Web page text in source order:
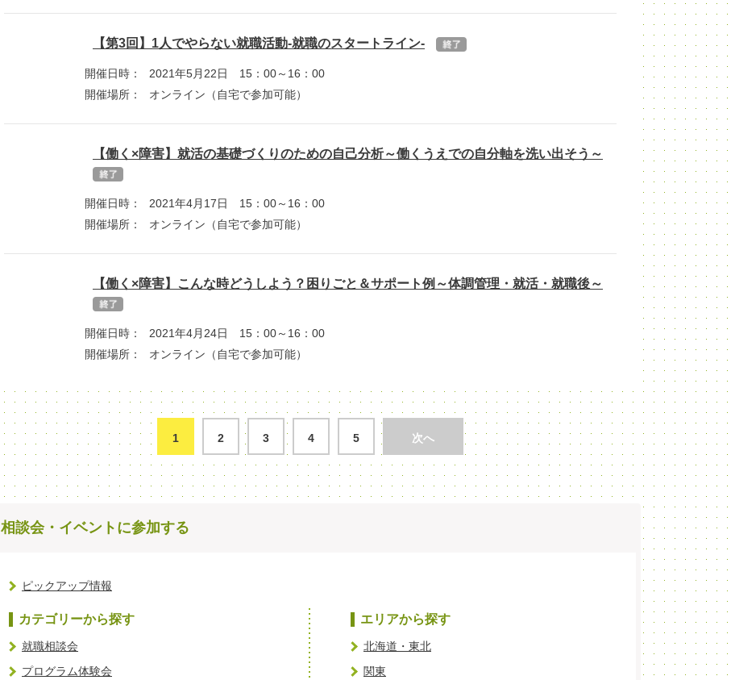
【第3回】1人でやらない就職活動-就職のスタートライン-
開催日時：
2021年5月22日 15：00～16：00
開催場所：
オンライン（自宅で参加可能）
【働く×障害】就活の基礎づくりのための自己分析～働くうえでの自分軸を洗い出そう～
開催日時：
2021年4月17日 15：00～16：00
開催場所：
オンライン（自宅で参加可能）
【働く×障害】こんな時どうしよう？困りごと＆サポート例～体調管理・就活・就職後～
開催日時：
2021年4月24日 15：00～16：00
開催場所：
オンライン（自宅で参加可能）
1 2 3 4 5
相談会・イベントに参加する
ピックアップ情報
カテゴリーから探す
就職相談会
プログラム体験会
エリアから探す
北海道・東北
関東